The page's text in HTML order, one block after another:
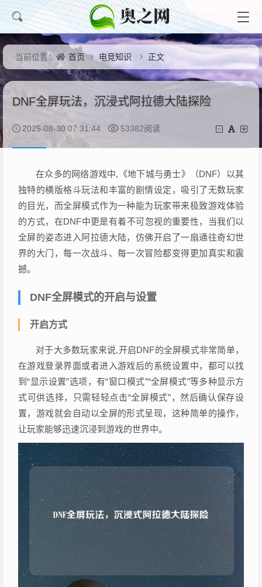
当前位置： 首页 电竞知识 正文
DNF全屏玩法，沉浸式阿拉德大陆探险
2025-08-30 07:31:44 53382阅读
在众多的网络游戏中,《地下城与勇士》（DNF）以其
独特的横版格斗玩法和丰富的剧情设定，吸引了无数玩家
的目光，而全屏模式作为一种能为玩家带来极致游戏体验
的方式，在DNF中更是有着不可忽视的重要性，当我们以
全屏的姿态进入阿拉德大陆，仿佛开启了一扇通往奇幻世
界的大门，每一次战斗、每一次冒险都变得更加真实和震
撼。
DNF全屏模式的开启与设置
开启方式
对于大多数玩家来说,开启DNF的全屏模式非常简单，
在游戏登录界面或者进入游戏后的系统设置中，都可以找
到“显示设置”选项，有“窗口模式”“全屏模式”等多种显示方
式可供选择，只需轻轻点击“全屏模式”，然后确认保存设
置，游戏就会自动以全屏的形式呈现，这种简单的操作，
让玩家能够迅速沉浸到游戏的世界中。